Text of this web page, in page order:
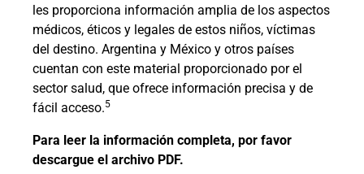
les proporciona información amplia de los aspectos
médicos, éticos y legales de estos niños, víctimas
del destino. Argentina y México y otros países
cuentan con este material proporcionado por el
sector salud, que ofrece información precisa y de
fácil acceso.5
Para leer la información completa, por favor
descargue el archivo PDF.